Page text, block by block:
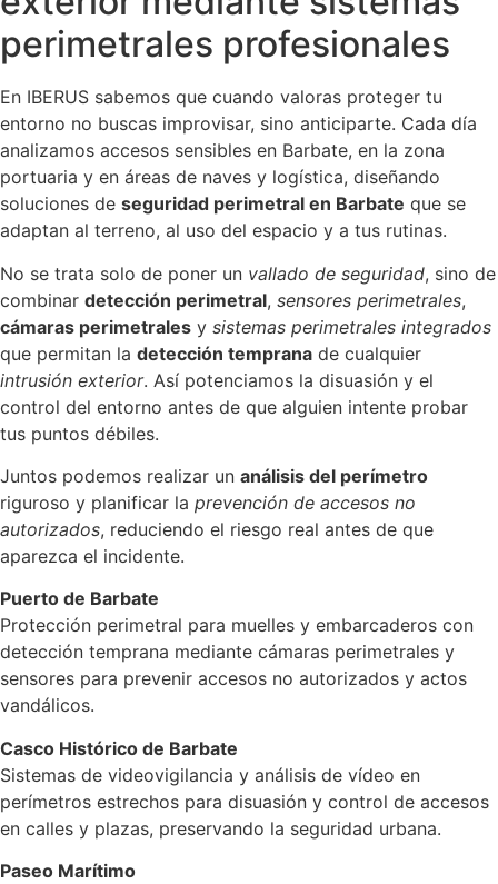
perimetrales profesionales
En IBERUS sabemos que cuando valoras proteger tu
entorno no buscas improvisar, sino anticiparte. Cada día
analizamos accesos sensibles en Barbate, en la zona
portuaria y en áreas de naves y logística, diseñando
soluciones de seguridad perimetral en Barbate que se
adaptan al terreno, al uso del espacio y a tus rutinas.
No se trata solo de poner un vallado de seguridad, sino de
combinar detección perimetral, sensores perimetrales,
cámaras perimetrales y sistemas perimetrales integrados
que permitan la detección temprana de cualquier
intrusión exterior. Así potenciamos la disuasión y el
control del entorno antes de que alguien intente probar
tus puntos débiles.
Juntos podemos realizar un análisis del perímetro
riguroso y planificar la prevención de accesos no
autorizados, reduciendo el riesgo real antes de que
aparezca el incidente.
Puerto de Barbate
Protección perimetral para muelles y embarcaderos con
detección temprana mediante cámaras perimetrales y
sensores para prevenir accesos no autorizados y actos
vandálicos.
Casco Histórico de Barbate
Sistemas de videovigilancia y análisis de vídeo en
perímetros estrechos para disuasión y control de accesos
en calles y plazas, preservando la seguridad urbana.
Paseo Marítimo